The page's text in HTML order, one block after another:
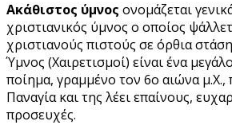
Ακάθιστος ύμνος ονομάζεται
χριστιανικός ύμνος ο οποίος
χριστιανούς πιστούς σε όρθια
Ύμνος (Χαιρετισμοί) είναι ένα
ποίημα, γραμμένο τον 6ο αιώνα μ.Χ.,
Παναγία και της λέει επαίνους,
προσευχές.